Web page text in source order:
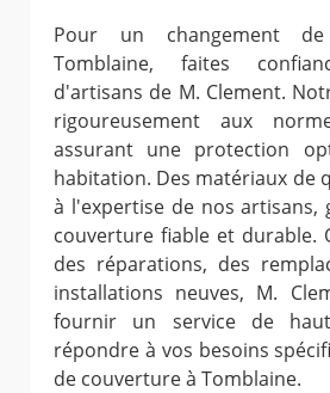
Pour un changement
Tomblaine, faites
d'artisans de M. Clement.
rigoureusement aux
assurant une protection
habitation. Des matériaux de
à l'expertise de nos artisans,
couverture fiable et durable.
des réparations, des
installations neuves, M.
fournir un service de
répondre à vos besoins
de couverture à Tomblaine.